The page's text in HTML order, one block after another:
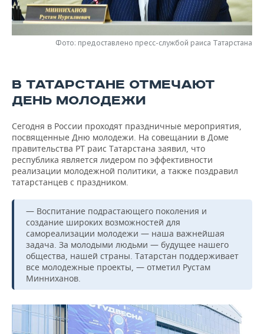
НЕФТЕХИМИЯ
ЭНЕРГЕТИКА
РОЗНИЧНАЯ ТОРГОВЛЯ
ТРАНСПОРТ
НОВОСТИ ТЕХНОЛОГИЙ
ТЕЛЕКОММУНИКАЦИИ
МЕРОПРИЯТИЯ
НОВОСТИ МЕРОПРИЯТИЙ
БИЗНЕС-БРАНЧИ
ONLINE-КОНФЕРЕНЦИИ
ОТКРЫТАЯ ЛЕКЦИЯ
ФУТБОЛ
ХОККЕЙ
БАСКЕТБОЛ
ВОЛЕЙБОЛ
КИБЕРСПОРТ
ФИГУРНОЕ КАТАНИЕ
ВОДНЫЕ ВИДЫ СПОРТА
ХОККЕЙ С МЯЧОМ
НОВОСТИ ОБЩЕСТВА
ВЛАСТЬ
ИНФРАСТРУКТУРА
ИСТОРИЯ
КУЛЬТУРА
МЕДИЦИНА
ОБРАЗОВАНИЕ
ПРОИСШЕСТВИЯ
ФОТОГАЛЕРЕЯ
СЮЖЕТЫ
СПРАВОЧНИК
СПИСОК ПЕРСОН
СПИСОК КОМПАНИЙ
ПОЛНАЯ ВЕРСИЯ
Фото: предоставлено пресс-службой раиса Татарстана
В ТАТАРСТАНЕ ОТМЕЧАЮТ
ДЕНЬ МОЛОДЕЖИ
Сегодня в России проходят праздничные мероприятия,
посвященные Дню молодежи. На совещании в Доме
правительства РТ раис Татарстана заявил, что
республика является лидером по эффективности
реализации молодежной политики, а также поздравил
татарстанцев с праздником.
— Воспитание подрастающего поколения и
создание широких возможностей для
самореализации молодежи — наша важнейшая
задача. За молодыми людьми — будущее нашего
общества, нашей страны. Татарстан поддерживает
все молодежные проекты, — отметил Рустам
Минниханов.